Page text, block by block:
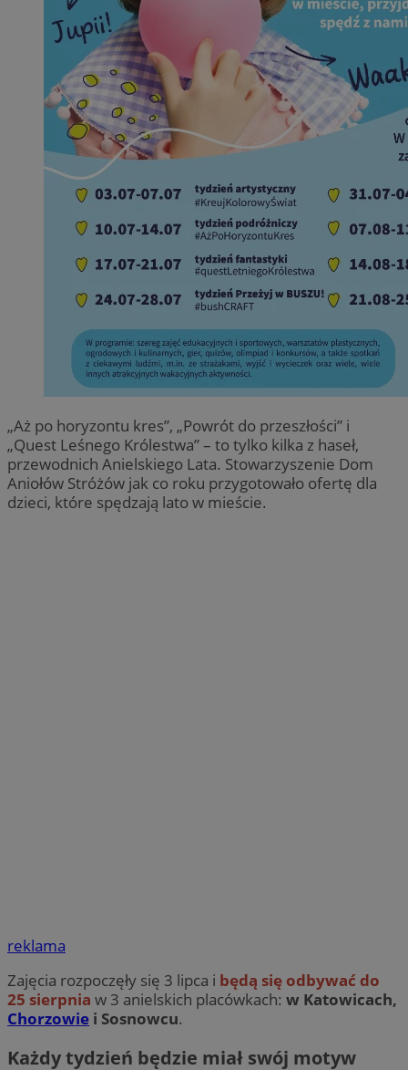
„Aż po horyzontu kres”, „Powrót do przeszłości” i
„Quest Leśnego Królestwa” – to tylko kilka z haseł,
przewodnich Anielskiego Lata. Stowarzyszenie Dom
Aniołów Stróżów jak co roku przygotowało ofertę dla
dzieci, które spędzają lato w mieście.
reklama
Zajęcia rozpoczęły się 3 lipca i będą się odbywać do
25 sierpnia w 3 anielskich placówkach: w Katowicach,
Chorzowie i Sosnowcu.
Każdy tydzień będzie miał swój motyw